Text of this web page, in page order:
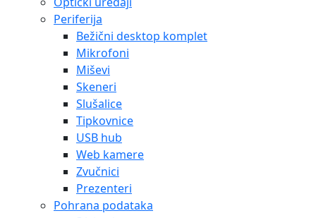
Periferija
Bežični desktop komplet
Mikrofoni
Miševi
Skeneri
Slušalice
Tipkovnice
USB hub
Web kamere
Zvučnici
Prezenteri
Pohrana podataka